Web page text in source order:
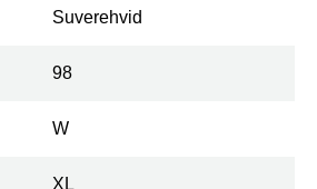
Suverehvid
98
W
XL